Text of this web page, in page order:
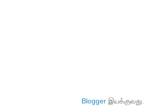
Blogger இயக்குவது.